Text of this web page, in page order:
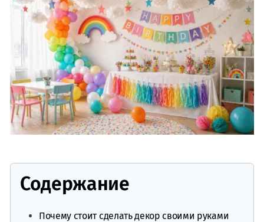
Содержание
Почему стоит сделать декор своими руками